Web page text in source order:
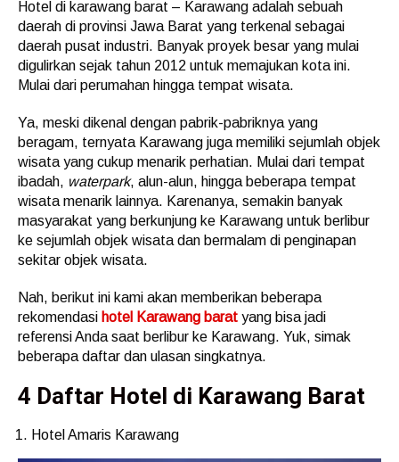
Hotel di karawang barat – Karawang adalah sebuah
daerah di provinsi Jawa Barat yang terkenal sebagai
daerah pusat industri. Banyak proyek besar yang mulai
digulirkan sejak tahun 2012 untuk memajukan kota ini.
Mulai dari perumahan hingga tempat wisata.
Ya, meski dikenal dengan pabrik-pabriknya yang
beragam, ternyata Karawang juga memiliki sejumlah objek
wisata yang cukup menarik perhatian. Mulai dari tempat
ibadah, waterpark, alun-alun, hingga beberapa tempat
wisata menarik lainnya. Karenanya, semakin banyak
masyarakat yang berkunjung ke Karawang untuk berlibur
ke sejumlah objek wisata dan bermalam di penginapan
sekitar objek wisata.
Nah, berikut ini kami akan memberikan beberapa
rekomendasi hotel Karawang barat yang bisa jadi
referensi Anda saat berlibur ke Karawang. Yuk, simak
beberapa daftar dan ulasan singkatnya.
4 Daftar Hotel di Karawang Barat
Hotel Amaris Karawang